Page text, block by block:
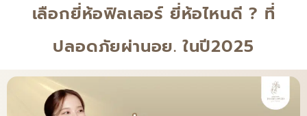
เลือกยี่ห้อฟิลเลอร์ ยี่ห้อไหนดี ? ที่
ปลอดภัยผ่านอย. ในปี2025